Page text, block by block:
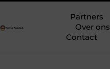
Partners
Over ons
Contact